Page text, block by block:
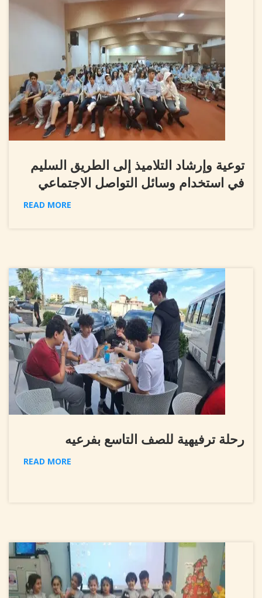
توعية وإرشاد التلاميذ إلى الطريق السليم
في استخدام وسائل التواصل الاجتماعي
READ MORE
رحلة ترفيهية للصف التاسع بفرعيه
READ MORE